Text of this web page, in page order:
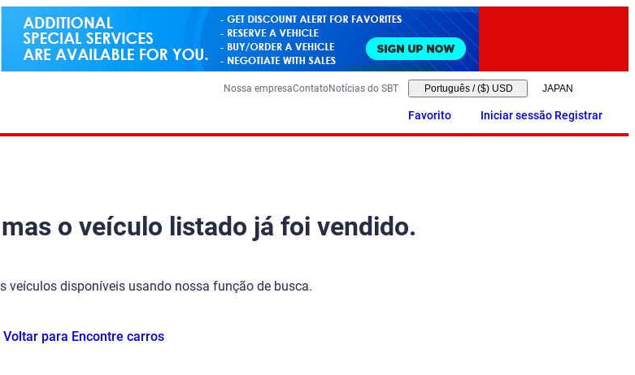
Nossa empresaContatoNotícias do SBT Português / ($) USD
Favorito Iniciar sessão Registrar
o veículo listado já foi vendido.
veículos disponíveis usando nossa função de busca.
Voltar para Encontre carros